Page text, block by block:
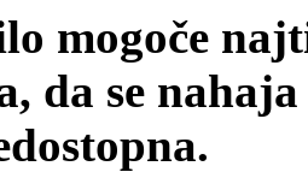
mogoče
da se